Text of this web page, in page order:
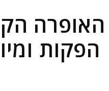
האופרה
הפקות